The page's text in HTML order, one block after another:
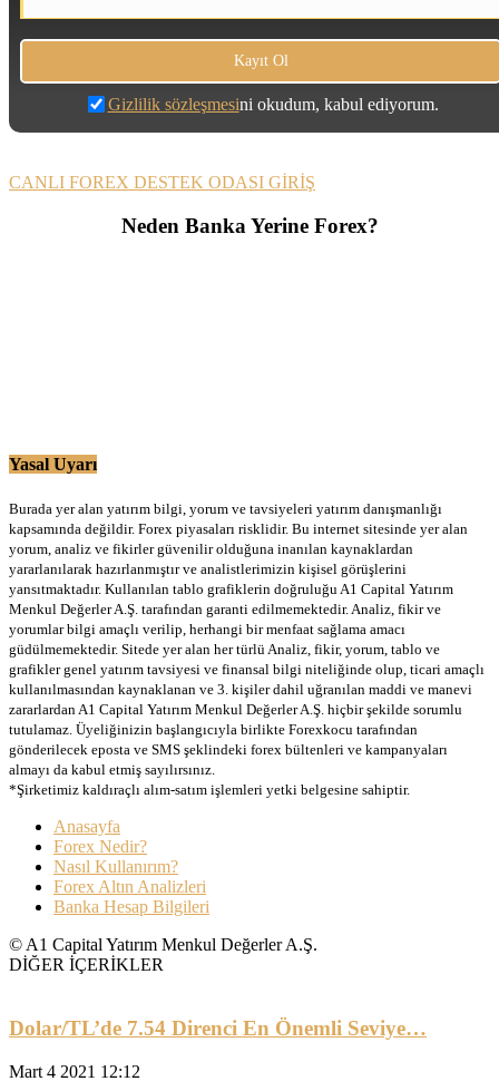
Gizlilik sözleşmesini okudum, kabul ediyorum.
CANLI FOREX DESTEK ODASI GİRİŞ
Neden Banka Yerine Forex?
Yasal Uyarı
Burada yer alan yatırım bilgi, yorum ve tavsiyeleri yatırım danışmanlığı
kapsamında değildir. Forex piyasaları risklidir. Bu internet sitesinde yer alan
yorum, analiz ve fikirler güvenilir olduğuna inanılan kaynaklardan
yararlanılarak hazırlanmıştır ve analistlerimizin kişisel görüşlerini
yansıtmaktadır. Kullanılan tablo grafiklerin doğruluğu A1 Capital Yatırım
Menkul Değerler A.Ş. tarafından garanti edilmemektedir. Analiz, fikir ve
yorumlar bilgi amaçlı verilip, herhangi bir menfaat sağlama amacı
güdülmemektedir. Sitede yer alan her türlü Analiz, fikir, yorum, tablo ve
grafikler genel yatırım tavsiyesi ve finansal bilgi niteliğinde olup, ticari amaçlı
kullanılmasından kaynaklanan ve 3. kişiler dahil uğranılan maddi ve manevi
zararlardan A1 Capital Yatırım Menkul Değerler A.Ş. hiçbir şekilde sorumlu
tutulamaz. Üyeliğinizin başlangıcıyla birlikte Forexkocu tarafından
gönderilecek eposta ve SMS şeklindeki forex bültenleri ve kampanyaları
almayı da kabul etmiş sayılırsınız.
*Şirketimiz kaldıraçlı alım-satım işlemleri yetki belgesine sahiptir.
Anasayfa
Forex Nedir?
Nasıl Kullanırım?
Forex Altın Analizleri
Banka Hesap Bilgileri
© A1 Capital Yatırım Menkul Değerler A.Ş.
DİĞER İÇERİKLER
Dolar/TL’de 7.54 Direnci En Önemli Seviye…
Mart 4 2021 12:12